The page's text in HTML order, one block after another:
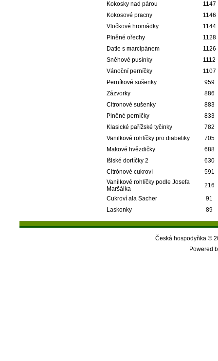
Kokosky nad párou
1147
Kokosové pracny
1146
Vločkové hromádky
1144
Plněné ořechy
1128
Datle s marcipánem
1126
Sněhové pusinky
1112
Vánoční perníčky
1107
Perníkové sušenky
959
Zázvorky
886
Citronové sušenky
883
Plněné perníčky
833
Klasické pařížské tyčinky
782
Vanilkové rohlíčky pro diabetiky
705
Makové hvězdičky
688
Išlské dortíčky 2
630
Citrónové cukroví
591
Vanilkové rohlíčky podle Josefa
Maršálka
216
Cukroví ala Sacher
91
Laskonky
89
Česká hospodyňka ©
Powered